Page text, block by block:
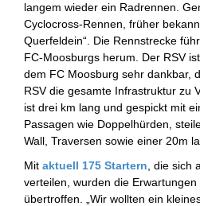
langem wieder ein Radrennen.
Cyclocross-Rennen, früher
Querfeldein“. Die Rennstrecke
FC-Moosburgs herum. Der RSV
dem FC Moosburg sehr dankbar,
RSV die gesamte Infrastruktur zu
ist drei km lang und gespickt mit
Passagen wie Doppelhürden,
Wall, Traversen sowie einer 20m
Mit aktuell 175 Startern , die sich
verteilen, wurden die
übertroffen. „Wir wollten ein